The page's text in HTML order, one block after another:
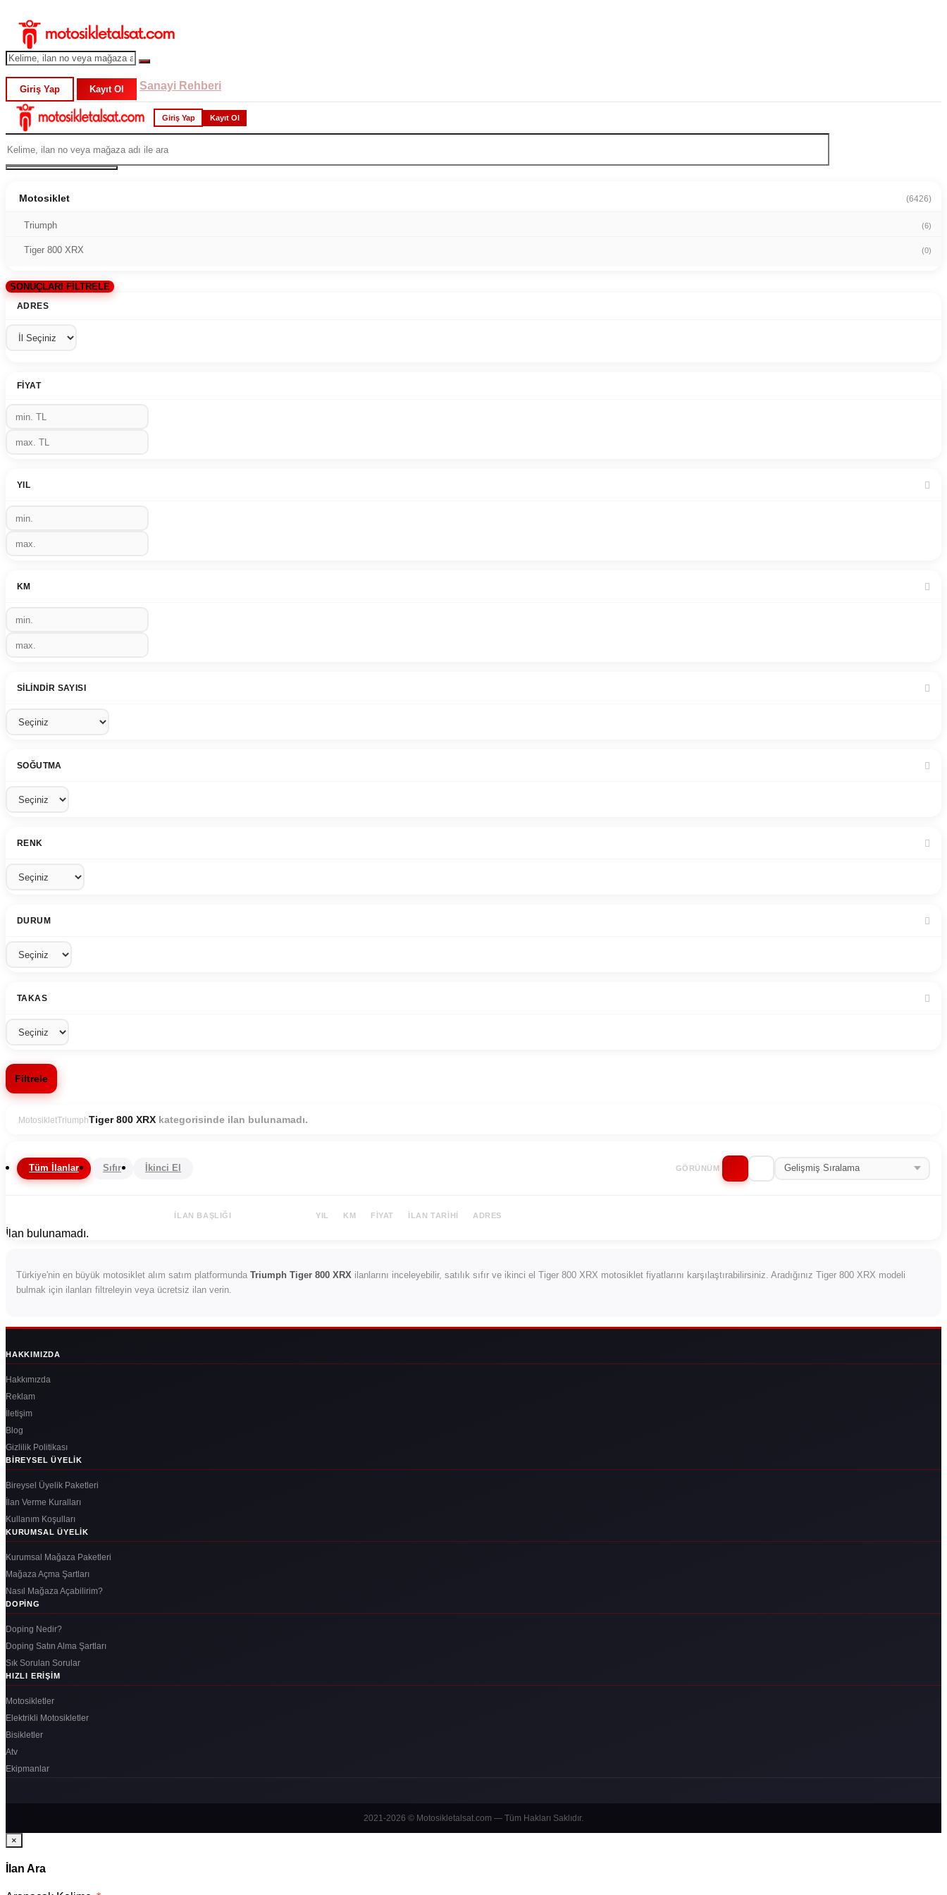
Giriş Yap Kayıt Ol Sanayi Rehberi
Giriş Yap Kayıt Ol
Motosiklet (6426)
Triumph (6)
Tiger 800 XRX (0)
SONUÇLARI FİLTRELE
ADRES
FIYAT
YIL
KM
SILINDIR SAYISI
SOĞUTMA
RENK
DURUM
TAKAS
Filtrele
MotosikletTriumphTiger 800 XRX kategorisinde ilan bulunamadı.
Tüm İlanlar Sıfır İkinci El GÖRÜNÜM
İLAN BAŞLIĞI YIL KM FIYAT İLAN TARIHI ADRES
İlan bulunamadı.
Türkiye'nin en büyük motosiklet alım satım platformunda Triumph Tiger 800 XRX ilanlarını inceleyebilir, satılık sıfır ve ikinci el Tiger 800 XRX motosiklet fiyatlarını karşılaştırabilirsiniz. Aradığınız Tiger 800 XRX modeli
bulmak için ilanları filtreleyin veya ücretsiz ilan verin.
HAKKIMIZDA
Hakkımızda
Reklam
İletişim
Blog
Gizlilik Politikası
BIREYSEL ÜYELIK
Bireysel Üyelik Paketleri
İlan Verme Kuralları
Kullanım Koşulları
KURUMSAL ÜYELIK
Kurumsal Mağaza Paketleri
Mağaza Açma Şartları
Nasıl Mağaza Açabilirim?
DOPING
Doping Nedir?
Doping Satın Alma Şartları
Sık Sorulan Sorular
HIZLI ERIŞIM
Motosikletler
Elektrikli Motosikletler
Bisikletler
Atv
Ekipmanlar
2021-2026 © Motosikletalsat.com — Tüm Hakları Saklıdır.
×
İlan Ara